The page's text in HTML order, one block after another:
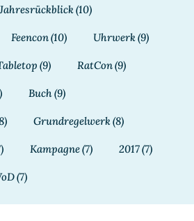
Jahresrückblick(10)
Feencon(10) Uhrwerk(9)
(9) RatCon(9)
Buch(9)
Grundregelwerk(8)
Kampagne(7) 2017(7)
(7)